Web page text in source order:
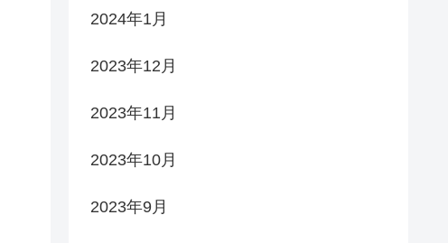
2024年1月
2023年12月
2023年11月
2023年10月
2023年9月